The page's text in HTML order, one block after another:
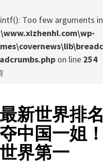
Too few arguments in
on line 254
新世界排
中国一姐
界第一